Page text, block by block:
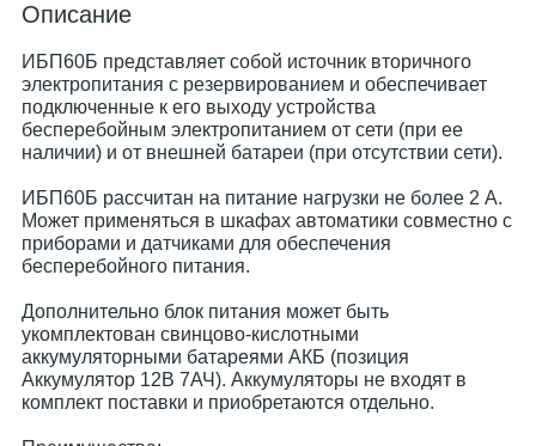
Описание
ИБП60Б представляет собой источник вторичного
электропитания с резервированием и обеспечивает
подключенные к его выходу устройства
бесперебойным электропитанием от сети (при ее
наличии) и от внешней батареи (при отсутствии сети).
ИБП60Б рассчитан на питание нагрузки не более 2 А.
Может применяться в шкафах автоматики совместно с
приборами и датчиками для обеспечения
бесперебойного питания.
Дополнительно блок питания может быть
укомплектован свинцово-кислотными
аккумуляторными батареями АКБ (позиция
Аккумулятор 12В 7АЧ). Аккумуляторы не входят в
комплект поставки и приобретаются отдельно.